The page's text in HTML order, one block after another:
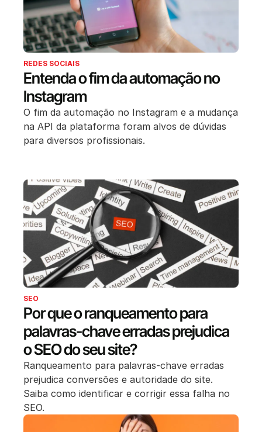
REDES SOCIAIS
Entenda o fim da automação no
Instagram
O fim da automação no Instagram e a mudança
na API da plataforma foram alvos de dúvidas
para diversos profissionais.
SEO
Por que o ranqueamento para
palavras-chave erradas prejudica
o SEO do seu site?
Ranqueamento para palavras-chave erradas
prejudica conversões e autoridade do site.
Saiba como identificar e corrigir essa falha no
SEO.